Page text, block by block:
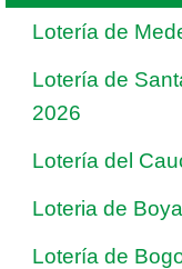
Lotería de
Lotería de
2026
Lotería del
Loteria de
Lotería de